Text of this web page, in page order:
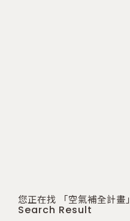
您正在找 「空氣補全計畫」
Search Result